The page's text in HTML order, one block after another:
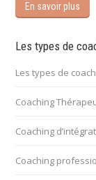
En savoir plus
Les types de
Les types de
Coaching
Coaching
Coaching